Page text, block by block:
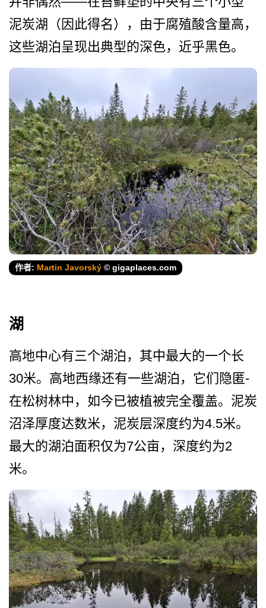
泥­炭湖（因此得名），由于腐殖酸含量高，
这些湖泊呈现­出典型的深色，近乎黑色。
作者: Martin Javorský © gigaplaces.com
湖
高地中心有三个湖泊，其中最­大的一个长
30米。高地西缘还有一些湖泊，它们隐匿­
在松树林中，如今已被植被完全覆盖。泥炭
沼泽厚度达­数米，泥炭层深度约为4.5米。
最大的湖泊面积仅­为7公亩，深度约为2
米。